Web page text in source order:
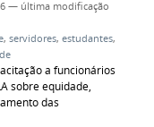
— última modificação
, servidores, estudantes,
a funcionários
sobre equidade,
das